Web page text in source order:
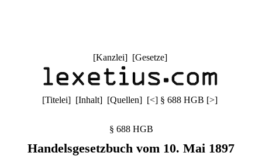
[Kanzlei] [Gesetze]
[Titelei] [Inhalt] [Quellen] [<] § 688 HGB [>]
§ 688 HGB
Handelsgesetzbuch vom 10. Mai 1897